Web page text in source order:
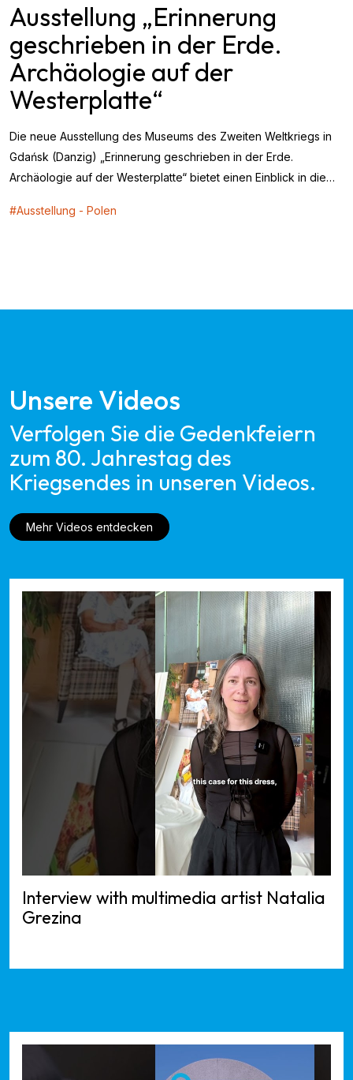
Ausstellung „Erinnerung
geschrieben in der Erde.
Archäologie auf der
Westerplatte“
Die neue Ausstellung des Museums des Zweiten Weltkriegs in
Gdańsk (Danzig) „Erinnerung geschrieben in der Erde.
Archäologie auf der Westerplatte“ bietet einen Einblick in die
#Ausstellung - Polen
Unsere Videos
Verfolgen Sie die Gedenkfeiern
zum 80. Jahrestag des
Kriegsendes in unseren Videos.
Mehr Videos entdecken
Interview with multimedia artist Natalia
Grezina